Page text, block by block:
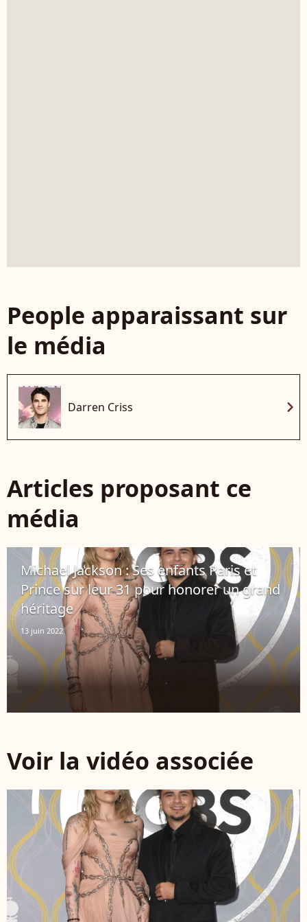
People apparaissant sur
le média
Darren Criss chevron_right
Articles proposant ce
média
Michael Jackson : Ses enfants Paris et
Prince sur leur 31 pour honorer un grand
héritage
13 juin 2022
Voir la vidéo associée